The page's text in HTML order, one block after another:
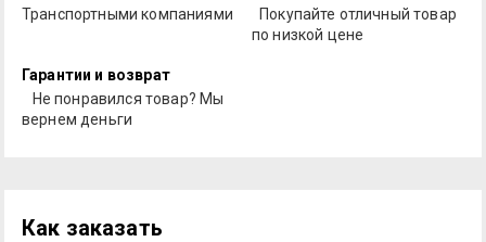
Транспортными компаниями
Покупайте отличный товар
по низкой цене
Гарантии и возврат
Не понравился товар? Мы
вернем деньги
Как заказать